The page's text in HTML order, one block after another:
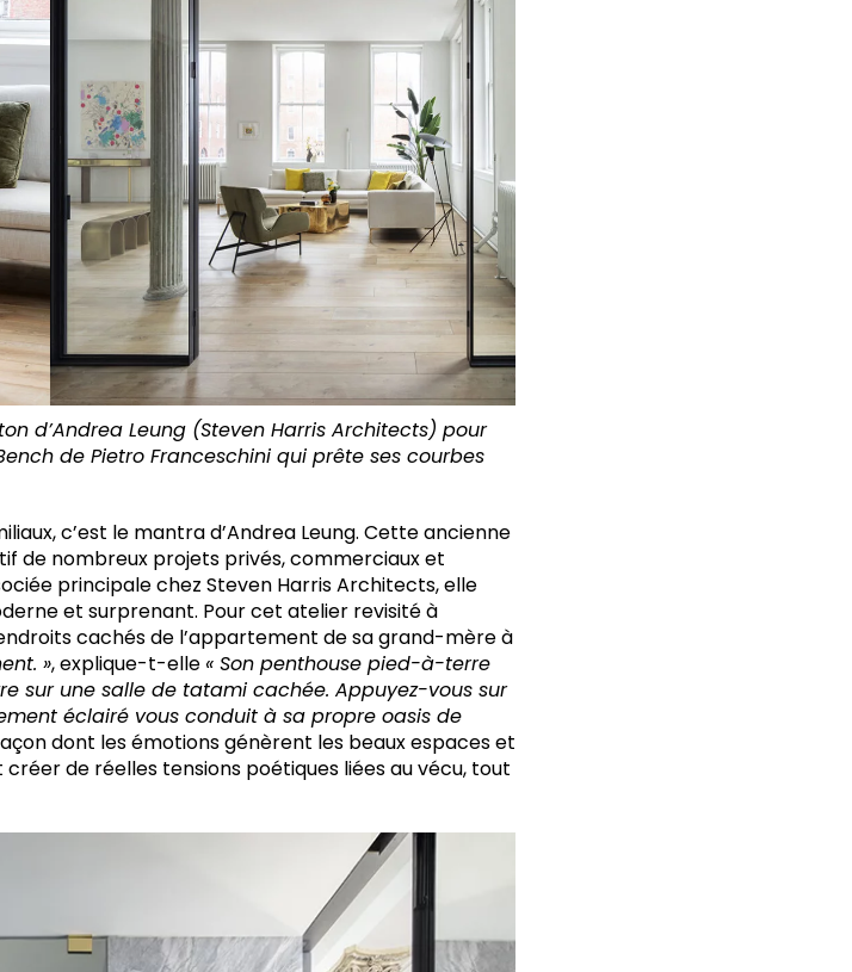
d’Andrea Leung (Steven Harris Architects) pour
de Pietro Franceschini qui prête ses courbes
c’est le mantra d’Andrea Leung. Cette ancienne
de nombreux projets privés, commerciaux et
principale chez Steven Harris Architects, elle
et surprenant. Pour cet atelier revisité à
cachés de l’appartement de sa grand-mère à
», explique-t-elle« Son penthouse pied-à-terre
sur une salle de tatami cachée. Appuyez-vous sur
éclairé vous conduit à sa propre oasis de
dont les émotions génèrent les beaux espaces et
de réelles tensions poétiques liées au vécu, tout